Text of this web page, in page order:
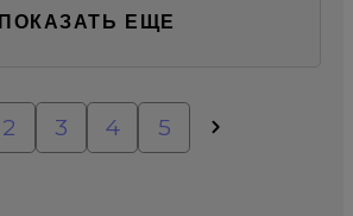
ПОКАЗАТЬ ЕЩЕ
2 3 4 5